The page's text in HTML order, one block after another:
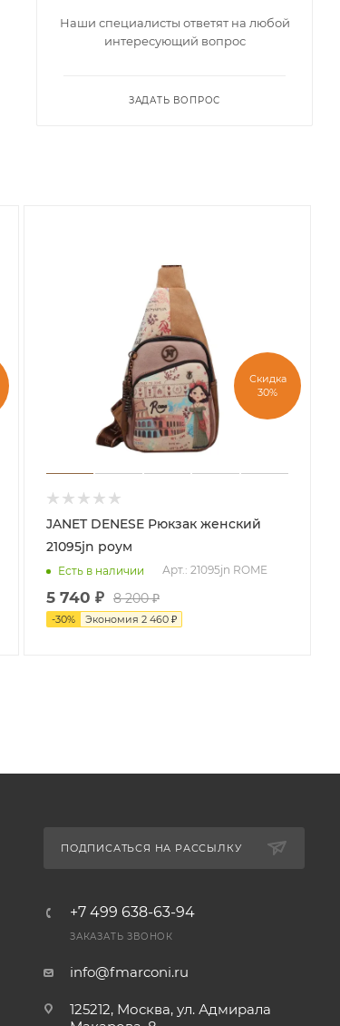
Наши специалисты ответят на любой
интересующий вопрос
ЗАДАТЬ ВОПРОС
Скидка
30%
JANET DENESE Рюкзак женский
21095jn роум
Есть в наличии Арт.: 21095jn ROME
5 740 ₽ 8 200₽
-30% Экономия 2 460 ₽
ПОДПИСАТЬСЯ НА РАССЫЛКУ
+7 499 638-63-94
ЗАКАЗАТЬ ЗВОНОК
info@fmarconi.ru
125212, Москва, ул. Адмирала